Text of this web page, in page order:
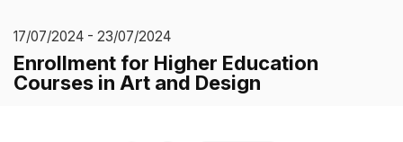
17/07/2024 - 23/07/2024
Enrollment for Higher Education
Courses in Art and Design